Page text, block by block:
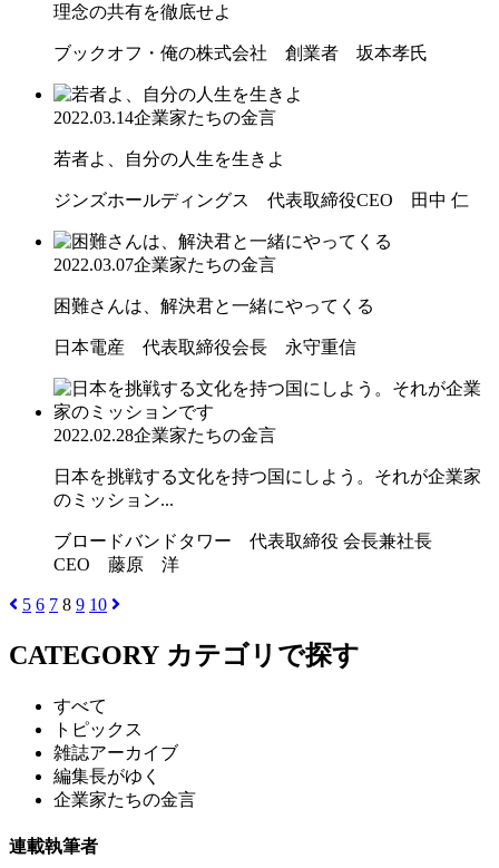
理念の共有を徹底せよ
ブックオフ・俺の株式会社 創業者 坂本孝氏
2022.03.14企業家たちの金言
若者よ、自分の人生を生きよ
ジンズホールディングス 代表取締役CEO 田中 仁
2022.03.07企業家たちの金言
困難さんは、解決君と一緒にやってくる
日本電産 代表取締役会長 永守重信
2022.02.28企業家たちの金言
日本を挑戦する文化を持つ国にしよう。それが企業家
のミッション...
ブロードバンドタワー 代表取締役 会長兼社長
CEO 藤原 洋
5 6 7 8 9 10
CATEGORY カテゴリで探す
すべて
トピックス
雑誌アーカイブ
編集長がゆく
企業家たちの金言
連載執筆者